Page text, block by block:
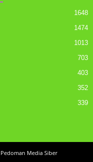
1648
1474
1013
703
403
352
339
Pedoman Media Siber